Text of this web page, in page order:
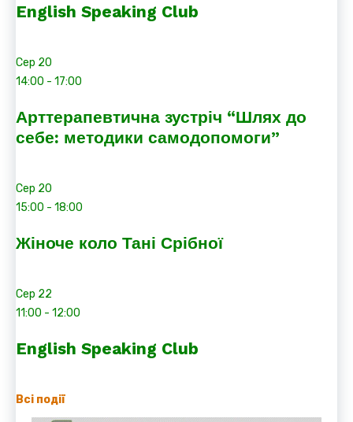
English Speaking Club
Сер 20
14:00 - 17:00
Арттерапевтична зустріч “Шлях до
себе: методики самодопомоги”
Сер 20
15:00 - 18:00
Жіноче коло Тані Срібної
Сер 22
11:00 - 12:00
English Speaking Club
Всі події